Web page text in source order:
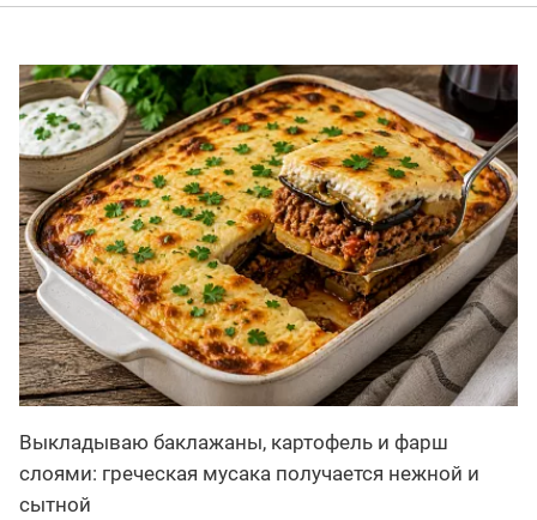
Выкладываю баклажаны, картофель и фарш
слоями: греческая мусака получается нежной и
сытной